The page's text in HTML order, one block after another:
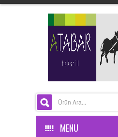
MENU